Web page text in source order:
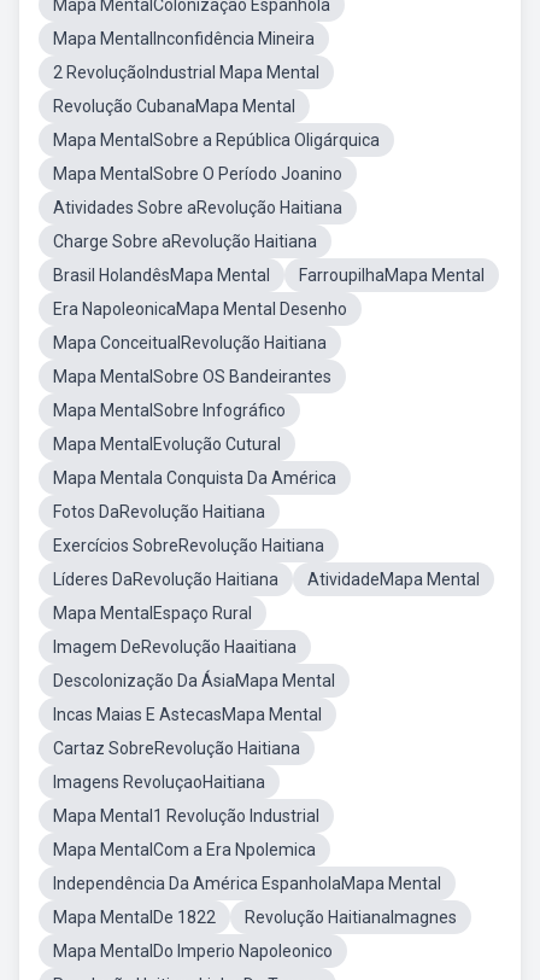
Mapa MentalColonização Espanhola
Mapa MentalInconfidência Mineira
2 RevoluçãoIndustrial Mapa Mental
Revolução CubanaMapa Mental
Mapa MentalSobre a República Oligárquica
Mapa MentalSobre O Período Joanino
Atividades Sobre aRevolução Haitiana
Charge Sobre aRevolução Haitiana
Brasil HolandêsMapa Mental
FarroupilhaMapa Mental
Era NapoleonicaMapa Mental Desenho
Mapa ConceitualRevolução Haitiana
Mapa MentalSobre OS Bandeirantes
Mapa MentalSobre Infográfico
Mapa MentalEvolução Cutural
Mapa Mentala Conquista Da América
Fotos DaRevolução Haitiana
Exercícios SobreRevolução Haitiana
Líderes DaRevolução Haitiana
AtividadeMapa Mental
Mapa MentalEspaço Rural
Imagem DeRevolução Haaitiana
Descolonização Da ÁsiaMapa Mental
Incas Maias E AstecasMapa Mental
Cartaz SobreRevolução Haitiana
Imagens RevoluçaoHaitiana
Mapa Mental1 Revolução Industrial
Mapa MentalCom a Era Npolemica
Independência Da América EspanholaMapa Mental
Mapa MentalDe 1822
Revolução HaitianaImagnes
Mapa MentalDo Imperio Napoleonico